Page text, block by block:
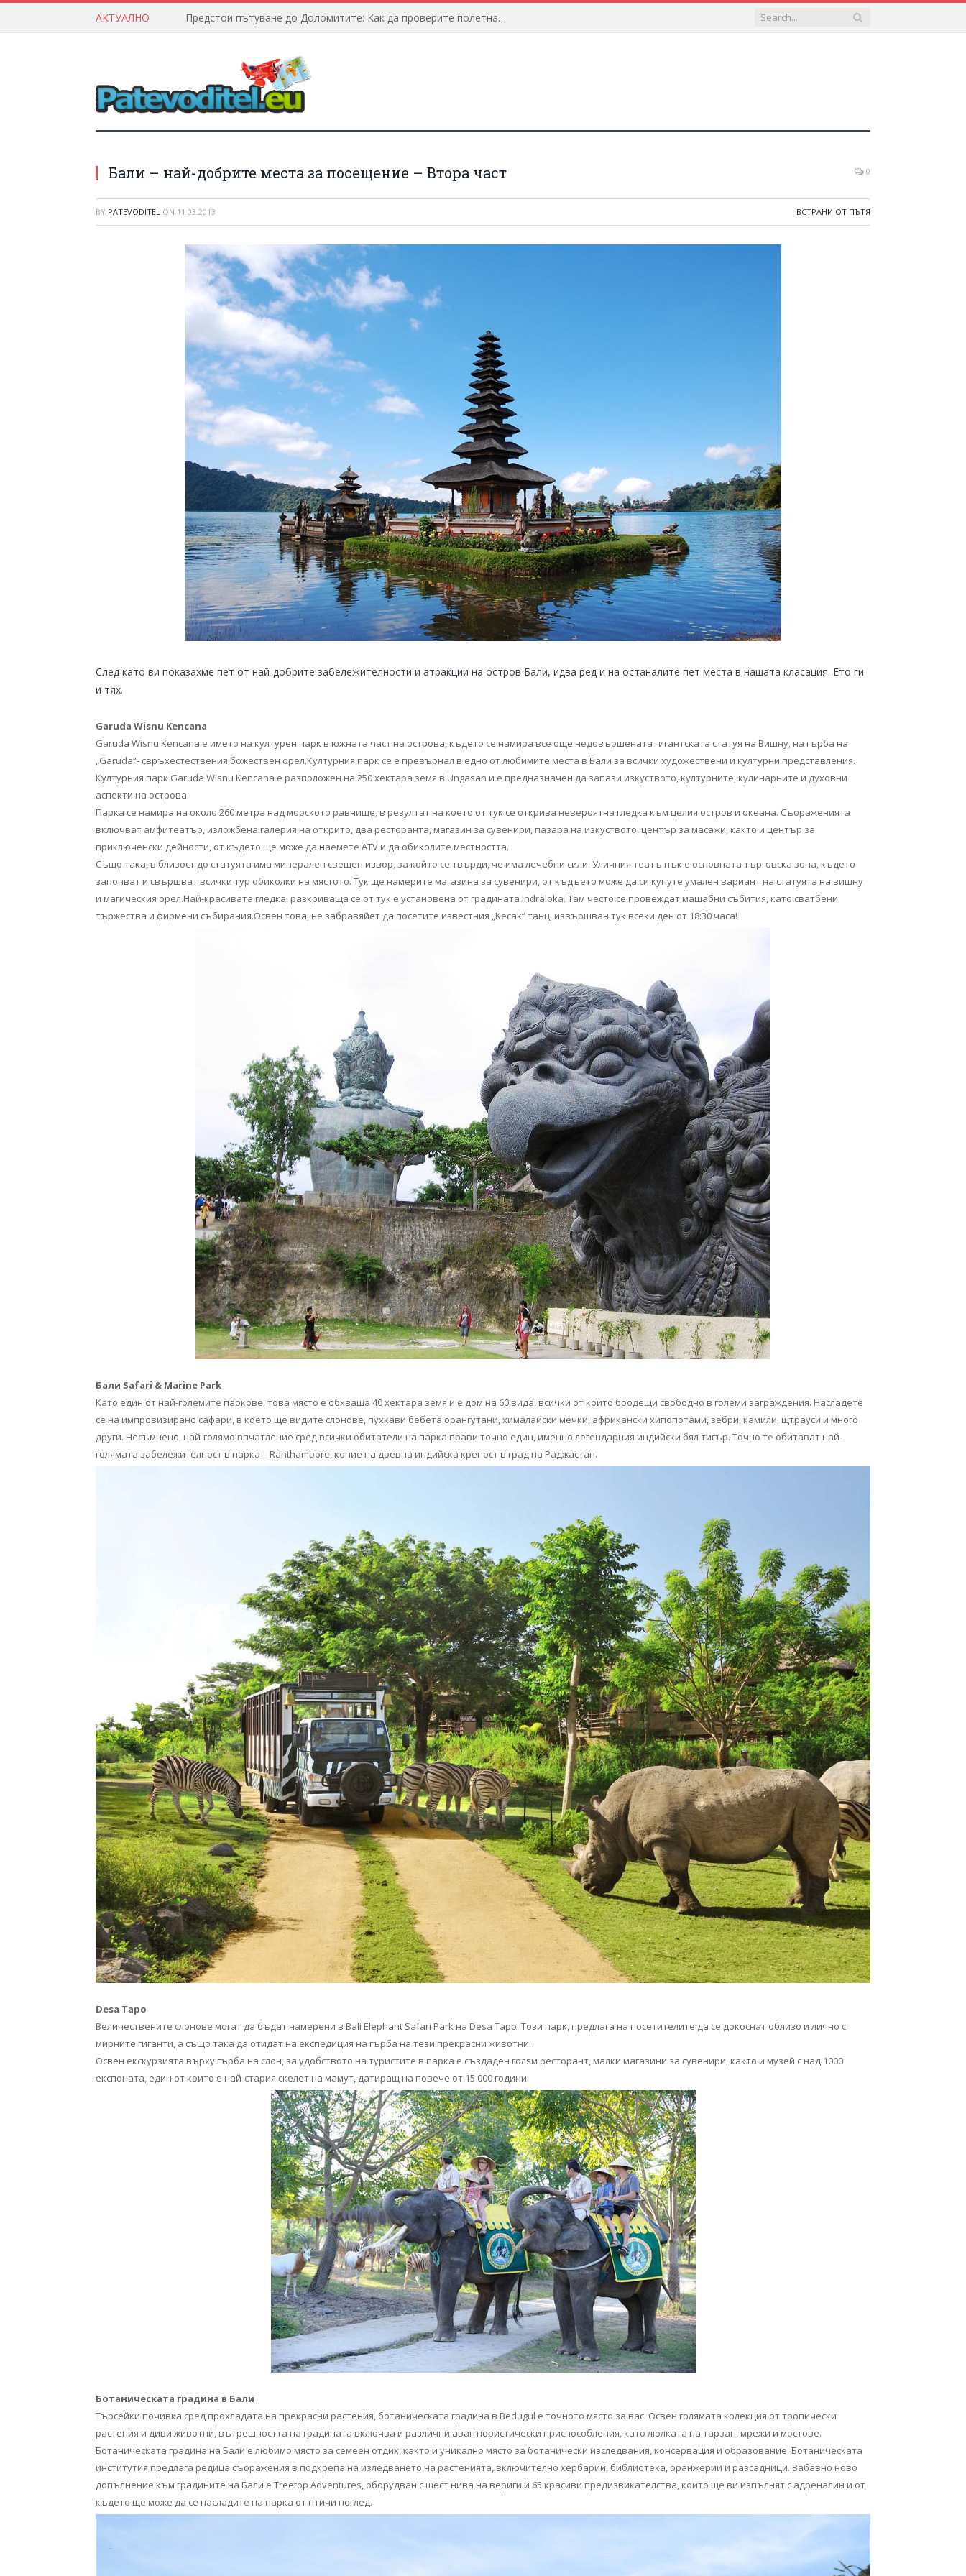
АКТУАЛНО Предстои пътуване до Доломитите: Как да проверите полетната информация?
Бали – най-добрите места за посещение – Втора част 0
BY PATEVODITEL ON 11.03.2013 ВСТРАНИ ОТ ПЪТЯ
След като ви показахме пет от най-добрите забележителности и атракции на остров Бали, идва ред и на останалите пет места в нашата класация. Ето ги
и тях.
Garuda Wisnu Kencana
Garuda Wisnu Kencana е името на културен парк в южната част на острова, където се намира все още недовършената гигантската статуя на Вишну, на гърба на
„Garuda“- свръхестествения божествен орел.Културния парк се е превърнал в едно от любимите места в Бали за всички художествени и културни представления.
Културния парк Garuda Wisnu Kencana е разположен на 250 хектара земя в Ungasan и е предназначен да запази изкуството, културните, кулинарните и духовни
аспекти на острова.
Парка се намира на около 260 метра над морското равнище, в резултат на което от тук се открива невероятна гледка към целия остров и океана. Съораженията
включват амфитеатър, изложбена галерия на открито, два ресторанта, магазин за сувенири, пазара на изкуството, център за масажи, както и център за
приключенски дейности, от където ще може да наемете ATV и да обиколите местността.
Също така, в близост до статуята има минерален свещен извор, за който се твърди, че има лечебни сили. Уличния театъ пък е основната търговска зона, където
започват и свършват всички тур обиколки на мястото. Тук ще намерите магазина за сувенири, от къдъето може да си купуте умален вариант на статуята на вишну
и магическия орел.Най-красивата гледка, разкриваща се от тук е установена от градината indraloka. Там често се провеждат мащабни събития, като сватбени
тържества и фирмени събирания.Освен това, не забравяйет да посетите известния „Kecak“ танц, извършван тук всеки ден от 18:30 часа!
Бали Safari & Marine Park
Като един от най-големите паркове, това място е обхваща 40 хектара земя и е дом на 60 вида, всички от които бродещи свободно в големи заграждения. Насладете
се на импровизирано сафари, в което ще видите слонове, пухкави бебета орангутани, хималайски мечки, африкански хипопотами, зебри, камили, щтрауси и много
други. Несъмнено, най-голямо впчатление сред всички обитатели на парка прави точно един, именно легендарния индийски бял тигър. Точно те обитават най-
голямата забележителност в парка – Ranthambore, копие на древна индийска крепост в град на Раджастан.
Desa Tapo
Величествените слонове могат да бъдат намерени в Bali Elephant Safari Park на Desa Tapo. Този парк, предлага на посетителите да се докоснат облизо и лично с
мирните гиганти, а също така да отидат на експедиция на гърба на тези прекрасни животни.
Освен екскурзията върху гърба на слон, за удобството на туристите в парка е създаден голям ресторант, малки магазини за сувенири, както и музей с над 1000
експоната, един от които е най-стария скелет на мамут, датиращ на повече от 15 000 години.
Ботаническата градина в Бали
Търсейки почивка сред прохладата на прекрасни растения, ботаническата градина в Bedugul е точното място за вас. Освен голямата колекция от тропически
растения и диви животни, вътрешността на градината включва и различни авантюристически приспособления, като люлката на тарзан, мрежи и мостове.
Ботаническата градина на Бали е любимо място за семеен отдих, както и уникално място за ботанически изследвания, консервация и образование. Ботаническата
институтия предлага редица съоражения в подкрепа на изледването на растенията, включително хербарий, библиотека, оранжерии и разсадници. Забавно ново
допълнение към градините на Бали е Treetop Adventures, оборудван с шест нива на вериги и 65 красиви предизвикателства, които ще ви изпълнят с адреналин и от
където ще може да се насладите на парка от птичи поглед.